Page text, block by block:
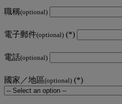
職稱(optional)
電子郵件(optional)
電話(optional)
國家／地區(optional)